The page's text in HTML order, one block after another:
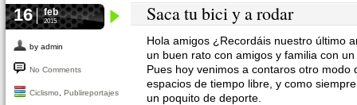
16 feb
2015
by admin
No Comments
Ciclismo Publireportajes
Saca tu bici y a rodar
Hola amigos ¿Recordáis nuestro último
un buen rato con amigos y familia con un
Pues hoy venimos a contaros otro modo
espacios de tiempo libre, y como
un poquito de deporte.